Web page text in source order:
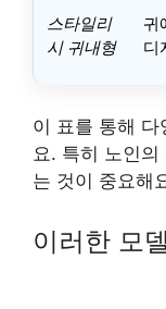
스타일리
시 귀내형
귀
디
이 표를 통해 다
요. 특히 노인
는 것이 중요해
이러한 모